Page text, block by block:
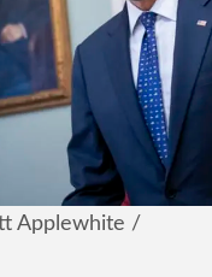
・経済
ー
算Applewhite /